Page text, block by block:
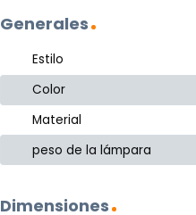
Generales
Estilo
Color
Material
peso de la lámpara
Dimensiones